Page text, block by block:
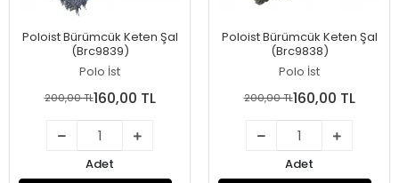
Poloist Bürümcük Keten Şal
(Brc9839)
Polo İst
200,00 TL160,00 TL
Adet
Poloist Bürümcük Keten Şal
(Brc9838)
Polo İst
200,00 TL160,00 TL
Adet